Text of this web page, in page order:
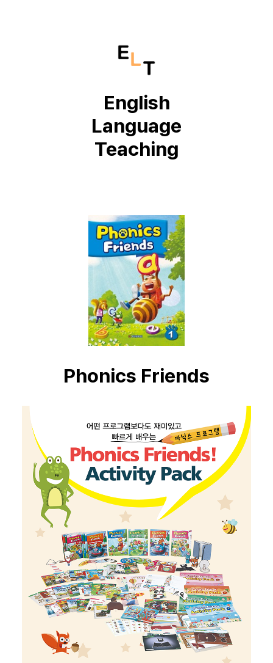
English
Language
Teaching
Phonics Friends